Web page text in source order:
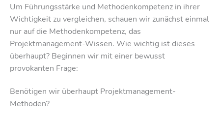
Um Führungsstärke und Methodenkompetenz in ihrer
Wichtigkeit zu vergleichen, schauen wir zunächst einmal
nur auf die Methodenkompetenz, das
Projektmanagement-Wissen. Wie wichtig ist dieses
überhaupt? Beginnen wir mit einer bewusst
provokanten Frage:
Benötigen wir überhaupt Projektmanagement-
Methoden?